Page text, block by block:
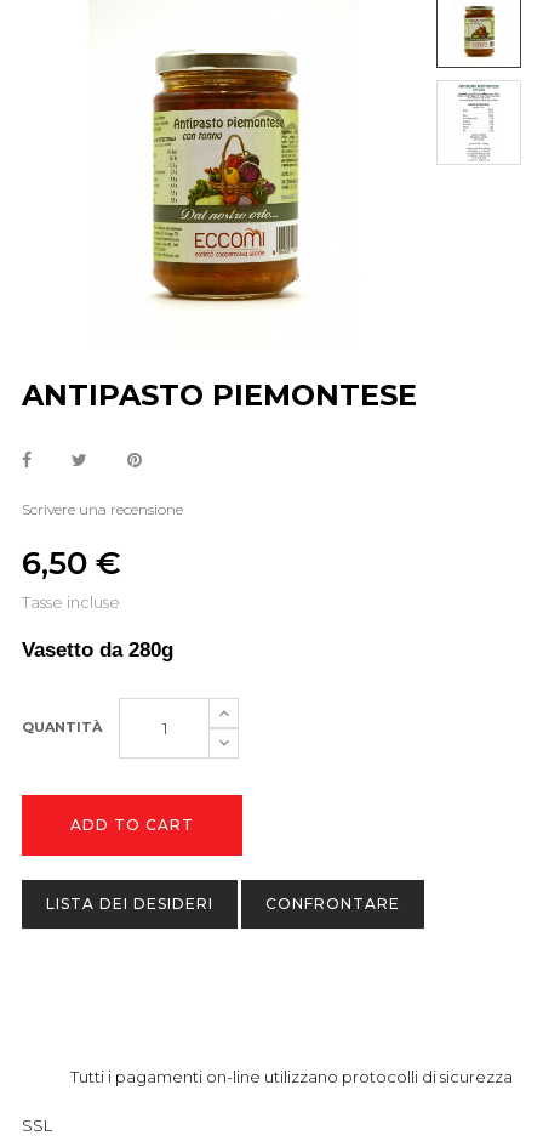
ANTIPASTO PIEMONTESE
Scrivere una recensione
6,50 €
Tasse incluse
Vasetto da 280g
QUANTITÀ
ADD TO CART
LISTA DEI DESIDERI CONFRONTARE
Tutti i pagamenti on-line utilizzano protocolli di sicurezza
SSL